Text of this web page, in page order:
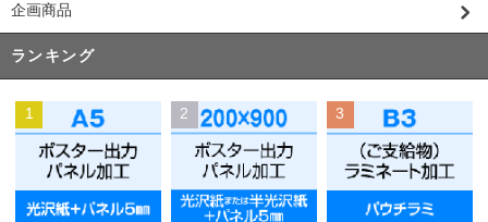
企画商品
ランキング
1 2 3